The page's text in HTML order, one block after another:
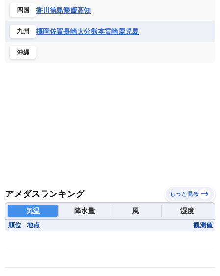
四国 香川 徳島愛媛高知
九州 福岡佐賀長崎大分熊本宮崎鹿児島
沖縄
アメダスランキング もっと見る
気温 降水量 風 湿度
順位 地点 観測値